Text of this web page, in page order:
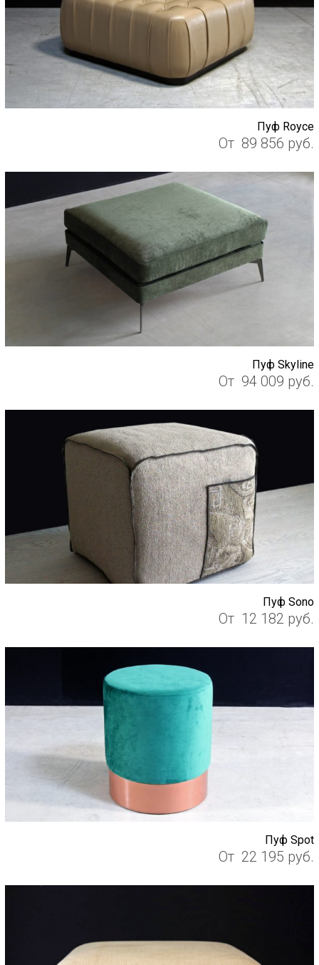
Пуф Royce
От 89 856 руб.
Пуф Skyline
От 94 009 руб.
Пуф Sono
От 12 182 руб.
Пуф Spot
От 22 195 руб.